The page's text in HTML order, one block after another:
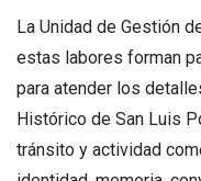
La Unidad de Gestión
estas labores forman
para atender los
Histórico de San Luis
tránsito y actividad